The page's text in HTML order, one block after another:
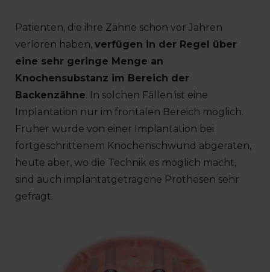
Patienten, die ihre Zähne schon vor Jahren
verloren haben, verfügen in der Regel über
eine sehr geringe Menge an
Knochensubstanz im Bereich der
Backenzähne. In solchen Fällen ist eine
Implantation nur im frontalen Bereich möglich.
Früher wurde von einer Implantation bei
fortgeschrittenem Knochenschwund abgeraten,
heute aber, wo die Technik es möglich macht,
sind auch implantatgetragene Prothesen sehr
gefragt.